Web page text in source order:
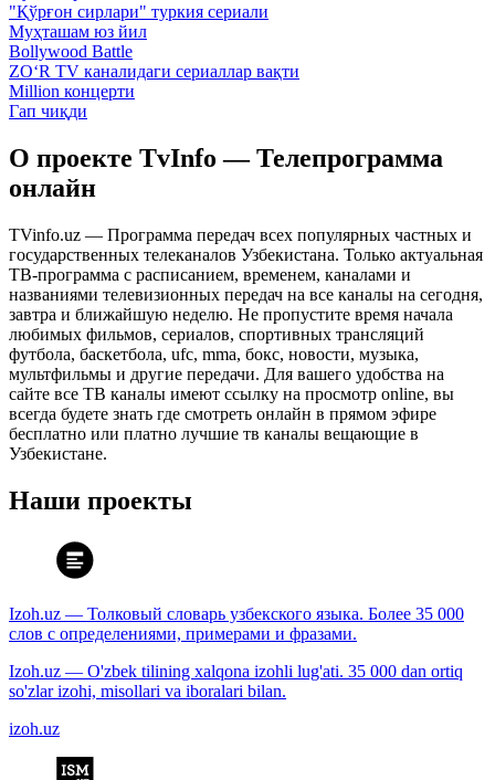
"Қўрғон сирлари" туркия сериали
Муҳташам юз йил
Bollywood Battle
ZO‘R TV каналидаги сериаллар вақти
Million концерти
Гап чиқди
О проекте TvInfo — Телепрограмма
онлайн
TVinfo.uz — Программа передач всех популярных частных и
государственных телеканалов Узбекистана. Только актуальная
ТВ-программа с расписанием, временем, каналами и
названиями телевизионных передач на все каналы на сегодня,
завтра и ближайшую неделю. Не пропустите время начала
любимых фильмов, сериалов, спортивных трансляций
футбола, баскетбола, ufc, mma, бокс, новости, музыка,
мультфильмы и другие передачи. Для вашего удобства на
сайте все ТВ каналы имеют ссылку на просмотр online, вы
всегда будете знать где смотреть онлайн в прямом эфире
бесплатно или платно лучшие тв каналы вещающие в
Узбекистане.
Наши проекты
Izoh.uz — Толковый словарь узбекского языка. Более 35 000
слов с определениями, примерами и фразами.
Izoh.uz — O'zbek tilining xalqona izohli lug'ati. 35 000 dan ortiq
so'zlar izohi, misollari va iboralari bilan.
izoh.uz